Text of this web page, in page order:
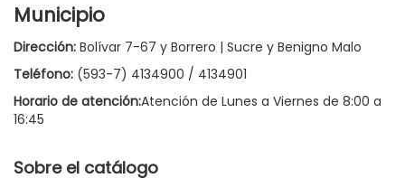
Municipio
Dirección: Bolívar 7-67 y Borrero | Sucre y Benigno Malo
Teléfono: (593-7) 4134900 / 4134901
Horario de atención:Atención de Lunes a Viernes de 8:00 a
16:45
Sobre el catálogo